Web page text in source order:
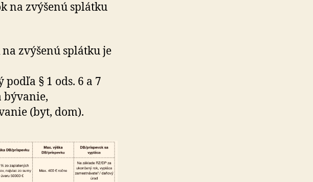
na zvý­še­nú splátku
zvýšenú splátku je
§ 1 ods. 6 a 7
bý­va­nie,
(byt, dom).